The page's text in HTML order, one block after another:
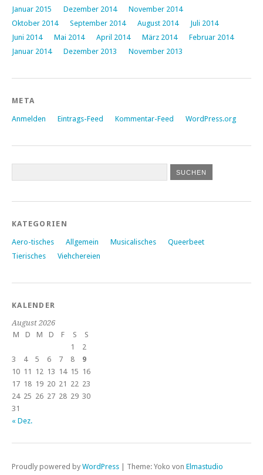
Januar 2015
Dezember 2014
November 2014
Oktober 2014
September 2014 August 2014
Juli 2014
Juni 2014
Mai 2014 April 2014 März 2014
Februar 2014
Januar 2014
Dezember 2013 November 2013
META
Anmelden Eintrags-Feed Kommentar-Feed WordPress.org
KATEGORIEN
Aero-tisches Allgemein Musicalisches
Queerbeet
Tierisches
Viehchereien
KALENDER
August 2026
M
D M D F S
S
1
2
3
4 5 6 7 8
9
10 11 12 13 14 15 16
17 18 19 20 21 22 23
24 25 26 27 28 29 30
31
« Dez.
Proudly powered by WordPress | Theme: Yoko von Elmastudio